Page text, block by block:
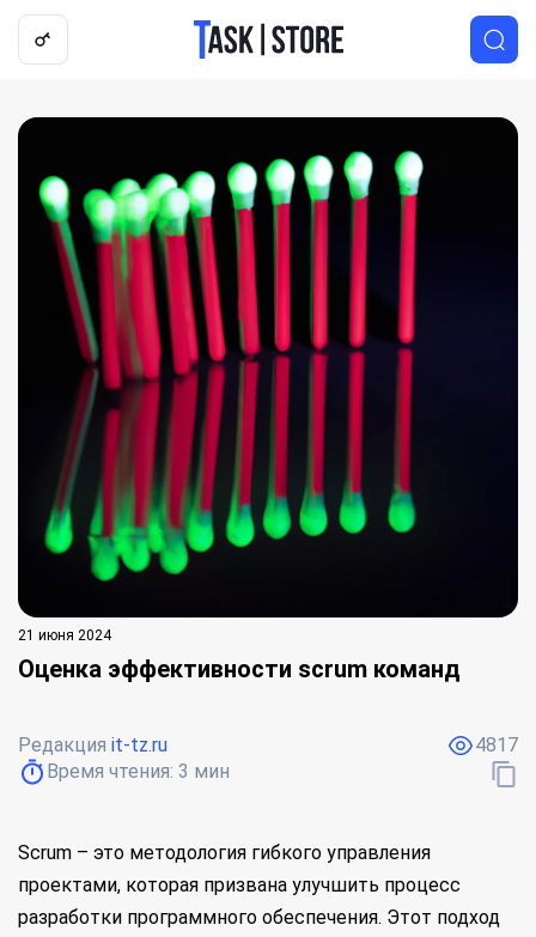
Логотип
21 июня 2024
Оценка эффективности scrum команд
Редакция it-tz.ru
Время чтения: 3 мин
4817
Scrum – это методология гибкого управления
проектами, которая призвана улучшить процесс
разработки программного обеспечения. Этот подход